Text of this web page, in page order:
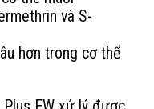
và S-
hơn trong cơ thể